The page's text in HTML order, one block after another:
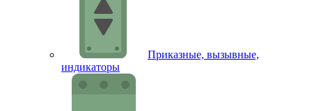
Приказные, вызывные,
индикаторы